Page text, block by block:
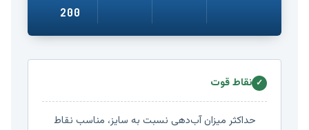
200
✓ نقاط قوت
حداکثر میزان آب‌دهی نسبت به سایز، مناسب نقاط